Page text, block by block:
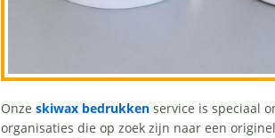
Onze skiwax bedrukken service is speciaal
organisaties die op zoek zijn naar een